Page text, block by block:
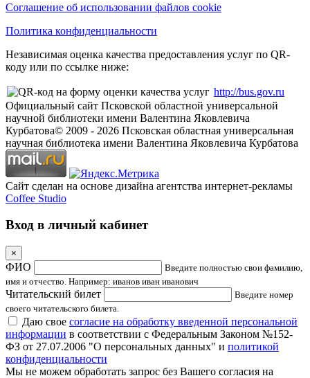
Соглашение об использовании файлов cookie
Политика конфиденциальности
Независимая оценка качества предоставления услуг по QR-
коду или по ссылке ниже:
http://bus.gov.ru
Официальный сайт Псковской областной универсальной
научной библиотеки имени Валентина Яковлевича
Курбатова© 2009 - 2026 Псковская областная универсальная
научная библиотека имени Валентина Яковлевича Курбатова
Сайт сделан на основе дизайна агентства интернет-рекламы
Coffee Studio
Вход в личный кабинет
×
ФИО
Введите полностью свои фамилию,
имя и отчество. Например: иванов иван иванович
Читательский билет
Введите номер
своего читательского билета.
Даю свое согласие на обработку введенной персональной
информации в соответствии с Федеральным Законом №152-
ФЗ от 27.07.2006 "О персональных данных" и политикой
конфиденциальности
Мы не можем обработать запрос без Вашего согласия на